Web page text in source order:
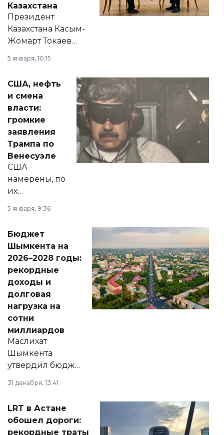
Казахстана
Президент
Казахстана Касым-
Жомарт Токаев
сразу несколько
актуальных тем —
от слухов о
политических
реформах до
вопросов армии,
экономики и
личного здоровья.
5 января, 10:15
США, нефть
и смена
власти:
громкие
заявления
Трампа по
Венесуэле
США
намерены, по
их
принести
народу
Венесуэлы.
5 января, 9:36
Бюджет
Шымкента на
2026–2028 годы:
рекордные
доходы и
долговая
нагрузка на
сотни
миллиардов
Маслихат
Шымкента
утвердил бюджет
города на 2026–
2028 годы.
документ
появился в базе
31 декабря, 13:41
LRT в Астане
обошел дороги:
рекордные траты